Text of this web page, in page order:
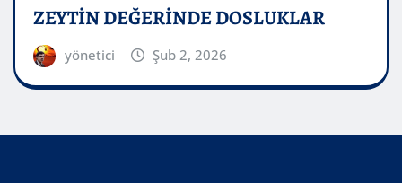
ZEYTİN DEĞERİNDE DOSLUKLAR
yönetici Şub 2, 2026